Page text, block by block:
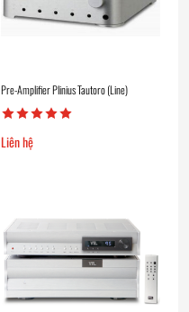
Pre-Amplifier Plinius Tautoro (Line)
Liên hệ